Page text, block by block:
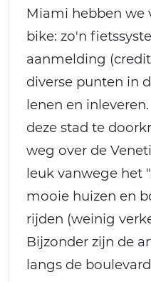
Miami hebben we
bike: zo'n
aanmelding
diverse punten in
lenen en
deze stad te
weg over de
leuk vanwege het
mooie huizen en
rijden (weinig
Bijzonder zijn de
langs de